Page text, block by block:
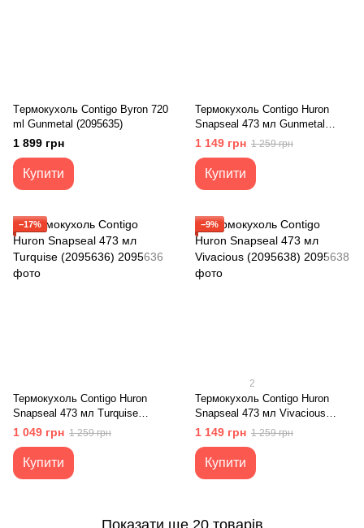
Tермокухоль Contigo Byron 720
ml Gunmetal (2095635)
1 899 грн
Купити
Термокухоль Contigo Huron
Snapseal 473 мл Gunmetal
(2095637)
1 149 грн 1 259 грн
Купити
−17%
Термокухоль Contigo Huron
Snapseal 473 мл Turquise
(2095636)
1 049 грн 1 259 грн
Купити
−9%
2
Термокухоль Contigo Huron
Snapseal 473 мл Vivacious
(2095638)
1 149 грн 1 259 грн
Купити
Показати ще 20 товарів